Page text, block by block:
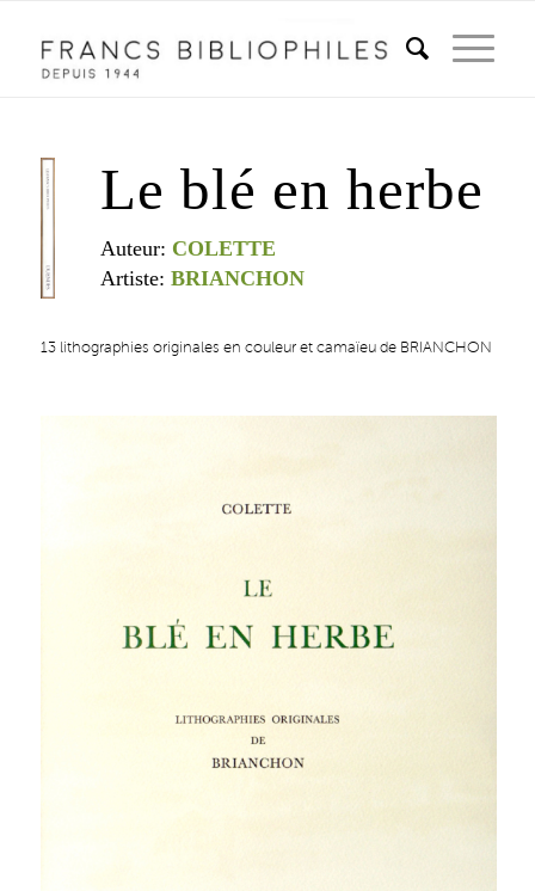
Le blé en herbe
Auteur: COLETTE
Artiste: BRIANCHON
13 lithographies originales en couleur et camaïeu de BRIANCHON